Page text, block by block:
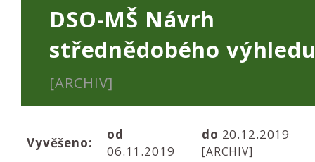
DSO-MŠ Návrh
střednědobého
[ARCHIV]
Vyvěšeno:
od
06.11.2019
do 20.12.2019
[ARCHIV]